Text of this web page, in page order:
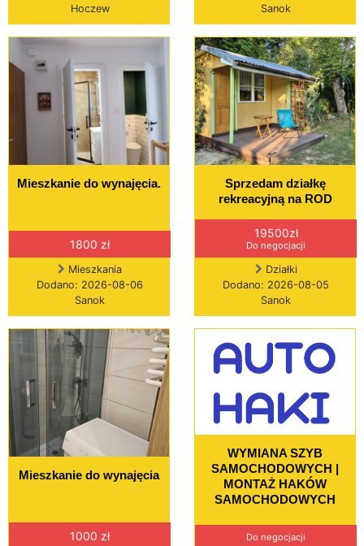
Hoczew
Sanok
Mieszkanie do wynajęcia.
1800 zł
Mieszkania
Dodano: 2026-08-06
Sanok
Sprzedam działkę
rekreacyjną na ROD
19500zł
Do negocjacji
Działki
Dodano: 2026-08-05
Sanok
Mieszkanie do wynajęcia
1000 zł
WYMIANA SZYB
SAMOCHODOWYCH |
MONTAŻ HAKÓW
SAMOCHODOWYCH
Do negocjacji